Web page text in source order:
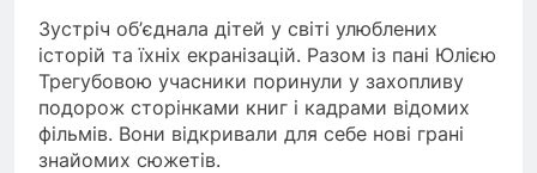
Зустріч об’єднала дітей у світі улюблених
історій та їхніх екранізацій. Разом із пані Юлією
Трегубовою учасники поринули у захопливу
подорож сторінками книг і кадрами відомих
фільмів. Вони відкривали для себе нові грані
знайомих сюжетів.